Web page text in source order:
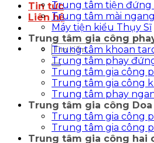
Tin tức
Liên hệ
Tìm
kiếm:
Trung tâm tiện đứng
Trung tâm mài ngang
Máy tiện kiểu Thụy Sĩ
Trung tâm gia công
Trung tâm khoan
Trung tâm phay
Trung tâm gia công
Trung tâm gia công
Trung tâm phay
Trung tâm gia công Doa
Trung tâm gia công
Trung tâm gia công
Trung tâm gia công hai